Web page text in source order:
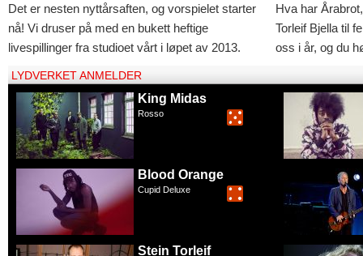
Det er nesten nyttårsaften, og vorspielet starter
nå! Vi druser på med en bukett heftige
livespillinger fra studioet vårt i løpet av 2013.
Hva har
Torleif Bjella til
oss i år, og du
LYDVERKET ANMELDER
King Midas
Rosso
Blood Orange
Cupid Deluxe
Stein Torleif